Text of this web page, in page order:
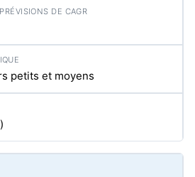
petits et moyens